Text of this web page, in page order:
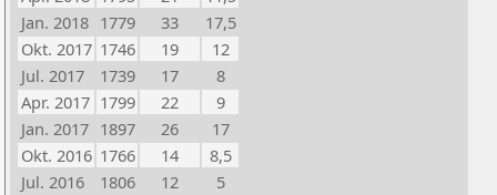
Jan. 2018 1779 33
17,5
Okt. 2017 1746 19
12
Jul. 2017
1739 17
8
Apr. 2017 1799 22
9
Jan. 2017 1897 26
17
Okt. 2016 1766 14
8,5
Jul. 2016
1806 12
5